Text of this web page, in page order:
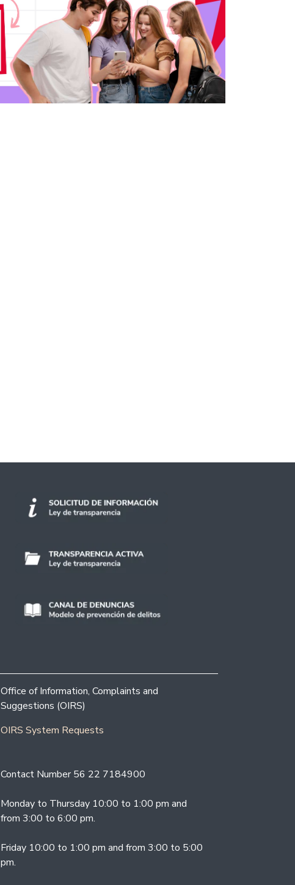
Office of Information, Complaints and
Suggestions (OIRS)
OIRS System Requests
Contact Number 56 22 7184900
Monday to Thursday 10:00 to 1:00 pm and
from 3:00 to 6:00 pm.
Friday 10:00 to 1:00 pm and from 3:00 to 5:00
pm.